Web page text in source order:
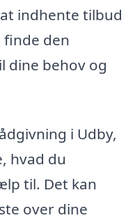
indhente tilbud
den
dine behov og
i Udby,
hvad du
til. Det kan
over dine